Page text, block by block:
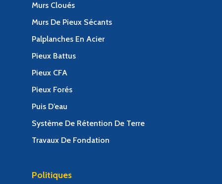
Murs Cloués
Murs De Pieux Sécants
Palplanches En Acier
Pieux Battus
Pieux CFA
Pieux Forés
Puis D’eau
Système De Rétention De Terre
Travaux De Fondation
Politiques